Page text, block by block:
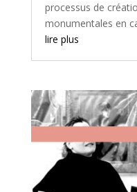
processus de
monumentales en
lire plus